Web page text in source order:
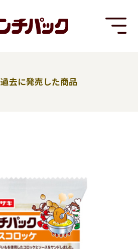
過去に発売した商品